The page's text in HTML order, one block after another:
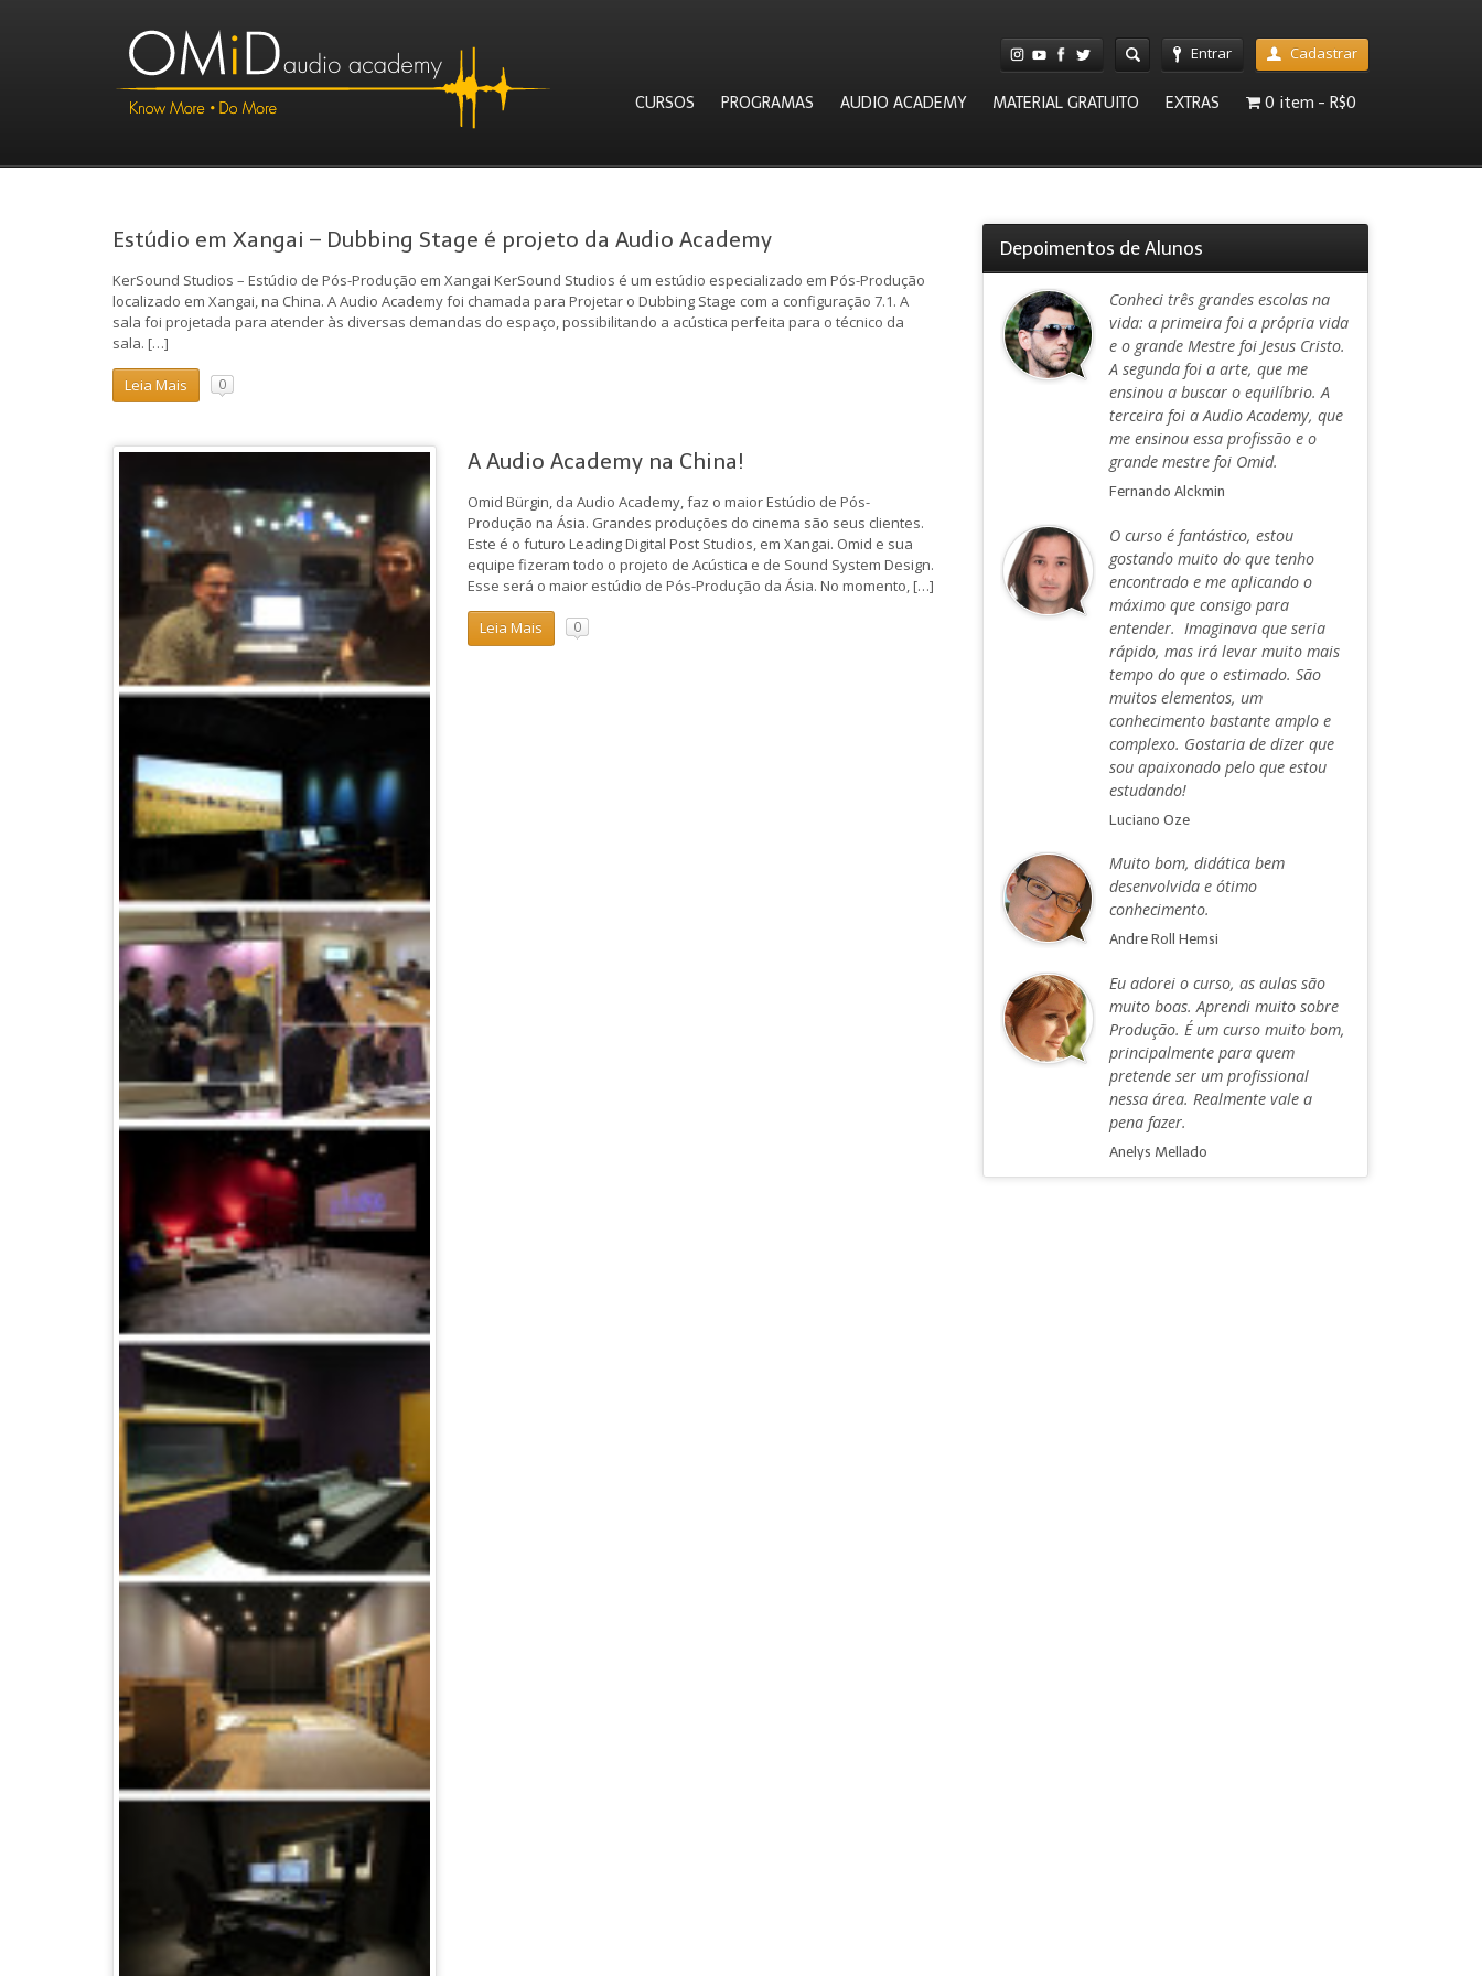
Entrar Cadastrar
CURSOS PROGRAMAS AUDIO ACADEMY MATERIAL GRATUITO EXTRAS 0 item R$0
Estúdio em Xangai – Dubbing Stage é projeto da Audio Academy
KerSound Studios – Estúdio de Pós-Produção em Xangai KerSound Studios é um estúdio especializado em Pós-Produção
localizado em Xangai, na China. A Audio Academy foi chamada para Projetar o Dubbing Stage com a configuração 7.1. A
sala foi projetada para atender às diversas demandas do espaço, possibilitando a acústica perfeita para o técnico da
sala. […]
Leia Mais 0
A Audio Academy na China!
Omid Bürgin, da Audio Academy, faz o maior Estúdio de Pós-
Produção na Ásia. Grandes produções do cinema são seus clientes.
Este é o futuro Leading Digital Post Studios, em Xangai. Omid e sua
equipe fizeram todo o projeto de Acústica e de Sound System Design.
Esse será o maior estúdio de Pós-Produção da Ásia. No momento, […]
Leia Mais 0
Depoimentos de Alunos
Conheci três grandes escolas na
vida: a primeira foi a própria vida
e o grande Mestre foi Jesus Cristo.
A segunda foi a arte, que me
ensinou a buscar o equilíbrio. A
terceira foi a Audio Academy, que
me ensinou essa profissão e o
grande mestre foi Omid.
Fernando Alckmin
O curso é fantástico, estou
gostando muito do que tenho
encontrado e me aplicando o
máximo que consigo para
entender. Imaginava que seria
rápido, mas irá levar muito mais
tempo do que o estimado. São
muitos elementos, um
conhecimento bastante amplo e
complexo. Gostaria de dizer que
sou apaixonado pelo que estou
estudando!
Luciano Oze
Muito bom, didática bem
desenvolvida e ótimo
conhecimento.
Andre Roll Hemsi
Eu adorei o curso, as aulas são
muito boas. Aprendi muito sobre
Produção. É um curso muito bom,
principalmente para quem
pretende ser um profissional
nessa área. Realmente vale a
pena fazer.
Anelys Mellado